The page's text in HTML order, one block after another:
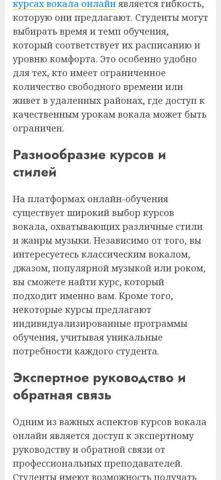
курсах вокала онлайн является гибкость,
которую они предлагают. Студенты могут
выбирать время и темп обучения,
который соответствует их расписанию и
уровню комфорта. Это особенно удобно
для тех, кто имеет ограниченное
количество свободного времени или
живет в удаленных районах, где доступ к
качественным урокам вокала может быть
ограничен.
Разнообразие курсов и
стилей
На платформах онлайн-обучения
существует широкий выбор курсов
вокала, охватывающих различные стили
и жанры музыки. Независимо от того, вы
интересуетесь классическим вокалом,
джазом, популярной музыкой или роком,
вы сможете найти курс, который
подходит именно вам. Кроме того,
некоторые курсы предлагают
индивидуализированные программы
обучения, учитывая уникальные
потребности каждого студента.
Экспертное руководство и
обратная связь
Одним из важных аспектов курсов вокала
онлайн является доступ к экспертному
руководству и обратной связи от
профессиональных преподавателей.
Студенты имеют возможность получать